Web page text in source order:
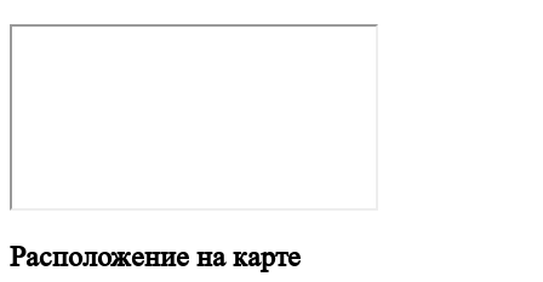
Расположение на карте